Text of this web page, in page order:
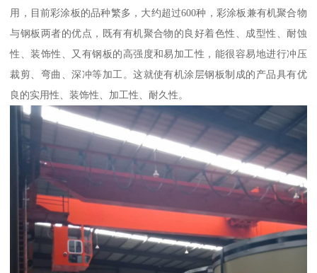
用，目前彩涂板的品种繁多，大约超过600种，彩涂板兼有机聚合物
与钢板两者的优点，既有有机聚合物的良好着色性、成型性、耐蚀
性、装饰性、又有钢板的高强度和易加工性，能很容易地进行冲压
裁剪、弯曲、深冲等加工。这就使有机涂层钢板制成的产品具有优
良的实用性、装饰性、加工性、耐久性。